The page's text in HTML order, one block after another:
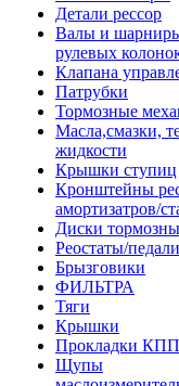
Детали рессор
Валы и
рулевых
Клапана
Патрубки
Тормозные
Масла,смазки,
жидкости
Крышки ступиц
Кронштейны
амортизатров/
Диски
Реостаты/педали
Брызговики
ФИЛЬТРА
Тяги
Крышки
Прокладки КПП
Щупы